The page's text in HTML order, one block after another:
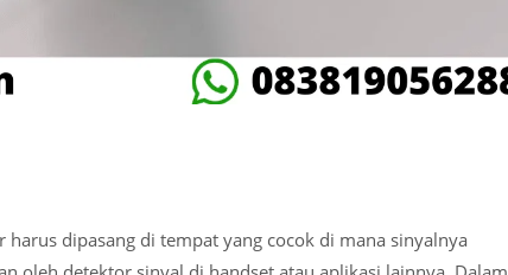
dipasang di tempat yang cocok di mana sinyalnya